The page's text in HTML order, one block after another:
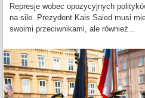
Represje wobec opozycyjnych
na sile. Prezydent Kais Saied musi
swoimi przeciwnikami, ale również...